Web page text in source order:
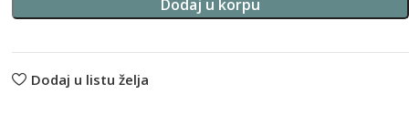
Dodaj u korpu
Dodaj u listu želja